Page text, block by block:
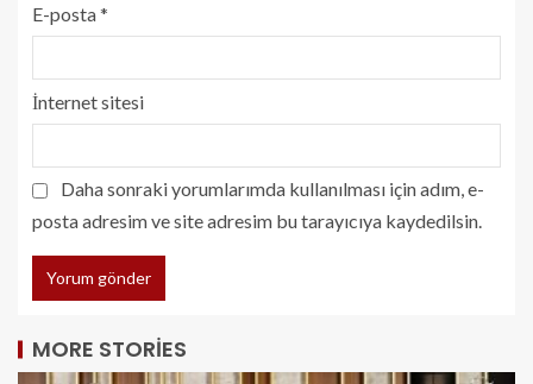
E-posta*
İnternet sitesi
Daha sonraki yorumlarımda kullanılması için adım, e-
posta adresim ve site adresim bu tarayıcıya kaydedilsin.
MORE STORIES